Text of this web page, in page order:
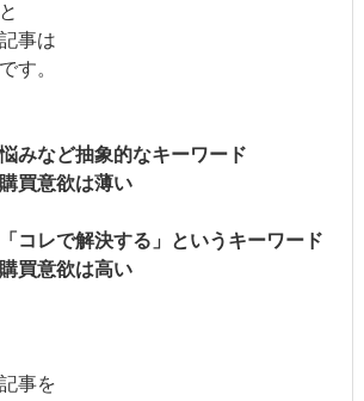
事は
す。
など抽象的なキーワード
は薄い
レで解決する」というキーワード
は高い
事を